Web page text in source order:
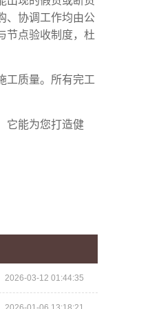
、协调工作均由公
节点验收制度，杜
工质量。所有完工
它能为您打造健
2026-03-12 01:44:35